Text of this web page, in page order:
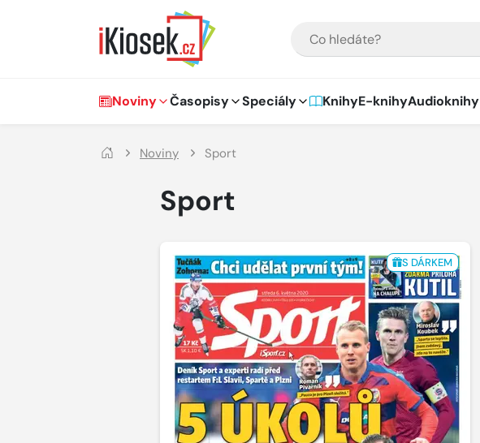
Hlavní navigace
Noviny Časopisy Speciály KnihyE-knihyAudioknihy
Noviny Sport
Sport
S DÁRKEM